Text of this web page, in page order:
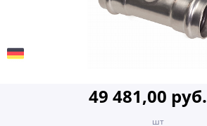
49 481,00 руб.
шт